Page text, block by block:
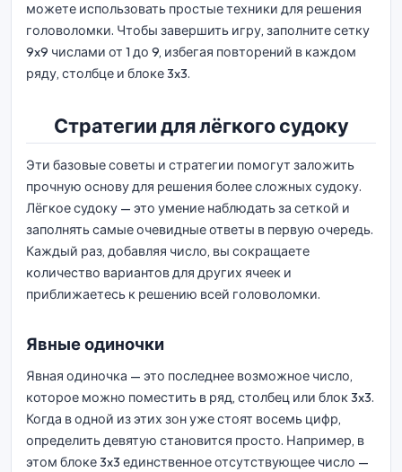
можете использовать простые техники для решения
головоломки. Чтобы завершить игру, заполните сетку
9x9 числами от 1 до 9, избегая повторений в каждом
ряду, столбце и блоке 3x3.
Стратегии для лёгкого судоку
Эти базовые советы и стратегии помогут заложить
прочную основу для решения более сложных судоку.
Лёгкое судоку — это умение наблюдать за сеткой и
заполнять самые очевидные ответы в первую очередь.
Каждый раз, добавляя число, вы сокращаете
количество вариантов для других ячеек и
приближаетесь к решению всей головоломки.
Явные одиночки
Явная одиночка — это последнее возможное число,
которое можно поместить в ряд, столбец или блок 3x3.
Когда в одной из этих зон уже стоят восемь цифр,
определить девятую становится просто. Например, в
этом блоке 3x3 единственное отсутствующее число —